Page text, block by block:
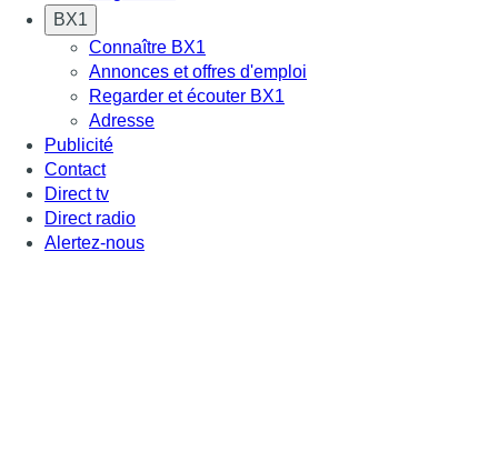
BX1
Connaître BX1
Annonces et offres d'emploi
Regarder et écouter BX1
Adresse
Publicité
Contact
Direct tv
Direct radio
Alertez-nous